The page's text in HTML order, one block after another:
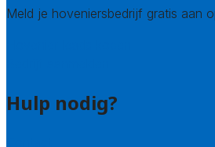
Meld je hoveniersbedrijf gratis aan
Hulp nodig?